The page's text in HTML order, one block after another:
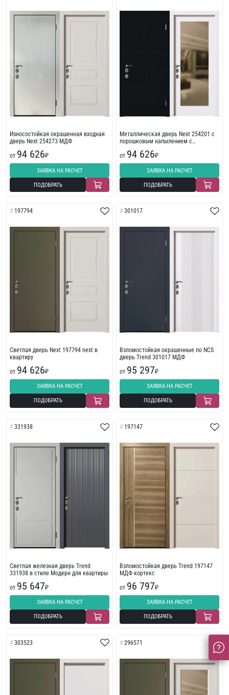
Износостойкая окрашенная входная
дверь Next 254273 МДФ
от 94 626₽
ЗАЯВКА НА РАСЧЕТ
ПОДОБРАТЬ
Металлическая дверь Next 254201 с
порошковым напылением с
от 94 626₽
ЗАЯВКА НА РАСЧЕТ
ПОДОБРАТЬ
197794
Светлая дверь Next 197794 next в
квартиру
от 94 626₽
ЗАЯВКА НА РАСЧЕТ
ПОДОБРАТЬ
301017
Взломостойкая окрашенные по NCS
дверь Trend 301017 МДФ
от 95 297₽
ЗАЯВКА НА РАСЧЕТ
ПОДОБРАТЬ
331938
Светлая железная дверь Trend
331938 в стиле Модерн для квартиры
от 95 647₽
ЗАЯВКА НА РАСЧЕТ
ПОДОБРАТЬ
197147
Взломостойкая дверь Trend 197147
МДФ кортекс
от 96 797₽
ЗАЯВКА НА РАСЧЕТ
ПОДОБРАТЬ
303523 296571